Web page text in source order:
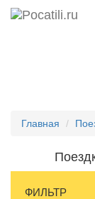
Главная
ФИЛЬТР